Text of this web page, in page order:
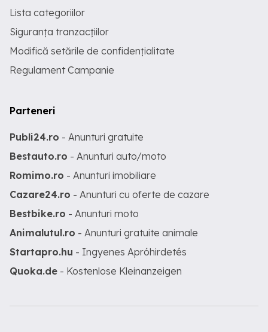
Lista categoriilor
Siguranța tranzacțiilor
Modifică setările de confidențialitate
Regulament Campanie
Parteneri
Publi24.ro - Anunturi gratuite
Bestauto.ro - Anunturi auto/moto
Romimo.ro - Anunturi imobiliare
Cazare24.ro - Anunturi cu oferte de cazare
Bestbike.ro - Anunturi moto
Animalutul.ro - Anunturi gratuite animale
Startapro.hu - Ingyenes Apróhirdetés
Quoka.de - Kostenlose Kleinanzeigen